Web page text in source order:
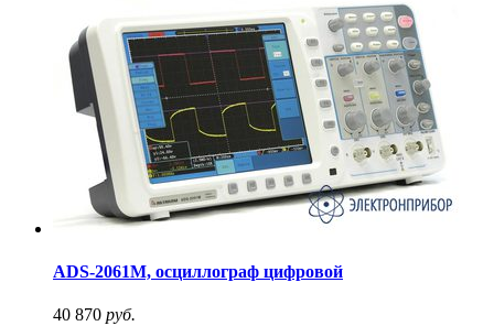
ADS-2061M, осциллограф цифровой
40 870 руб.